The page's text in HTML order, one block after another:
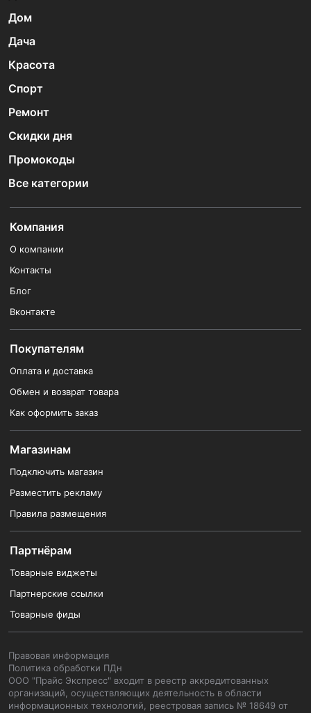
Дом
Дача
Красота
Спорт
Ремонт
Скидки дня
Промокоды
Все категории
Компания
О компании
Контакты
Блог
Вконтакте
Покупателям
Оплата и доставка
Обмен и возврат товара
Как оформить заказ
Магазинам
Подключить магазин
Разместить рекламу
Правила размещения
Партнёрам
Товарные виджеты
Партнерские ссылки
Товарные фиды
Правовая информация
Политика обработки ПДн
ООО "Прайс Экспресс" входит в реестр аккредитованных
организаций, осуществляющих деятельность в области
информационных технологий, реестровая запись № 18649 от